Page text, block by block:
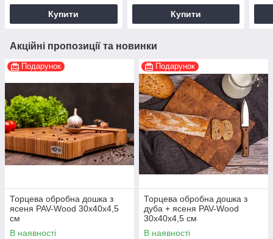
Купити Купити
Акційні пропозиції та новинки
Подарунок
Торцева обробна дошка з
ясеня PAV-Wood 30х40х4,5
см
В наявності
Подарунок
Торцева обробна дошка з
дуба + ясеня PAV-Wood
30х40х4,5 см
В наявності